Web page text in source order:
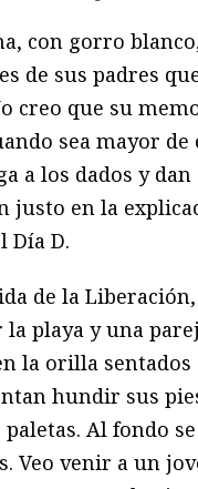
con gorro
de sus padres
creo que su
sea mayor de
a los dados y
justo en la
Día D.
de la
playa y una
la orilla
hundir sus
paletas. Al fondo
Veo venir a un